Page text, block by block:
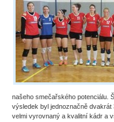
našeho smečařského potenciálu.
výsledek byl jednoznačně
velmi vyrovnaný a kvalitní kádr a